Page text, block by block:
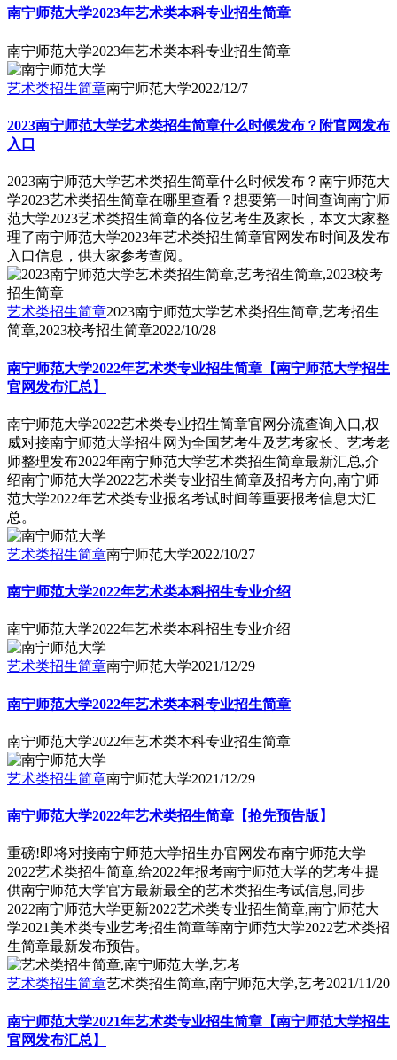
南宁师范大学2023年艺术类本科专业招生简章
南宁师范大学2023年艺术类本科专业招生简章
艺术类招生简章南宁师范大学2022/12/7
2023南宁师范大学艺术类招生简章什么时候发布？附官网发布
入口
2023南宁师范大学艺术类招生简章什么时候发布？南宁师范大
学2023艺术类招生简章在哪里查看？想要第一时间查询南宁师
范大学2023艺术类招生简章的各位艺考生及家长，本文大家整
理了南宁师范大学2023年艺术类招生简章官网发布时间及发布
入口信息，供大家参考查阅。
艺术类招生简章2023南宁师范大学艺术类招生简章,艺考招生
简章,2023校考招生简章2022/10/28
南宁师范大学2022年艺术类专业招生简章【南宁师范大学招生
官网发布汇总】
南宁师范大学2022艺术类专业招生简章官网分流查询入口,权
威对接南宁师范大学招生网为全国艺考生及艺考家长、艺考老
师整理发布2022年南宁师范大学艺术类招生简章最新汇总,介
绍南宁师范大学2022艺术类专业招生简章及招考方向,南宁师
范大学2022年艺术类专业报名考试时间等重要报考信息大汇
总。
艺术类招生简章南宁师范大学2022/10/27
南宁师范大学2022年艺术类本科招生专业介绍
南宁师范大学2022年艺术类本科招生专业介绍
艺术类招生简章南宁师范大学2021/12/29
南宁师范大学2022年艺术类本科专业招生简章
南宁师范大学2022年艺术类本科专业招生简章
艺术类招生简章南宁师范大学2021/12/29
南宁师范大学2022年艺术类招生简章【抢先预告版】
重磅!即将对接南宁师范大学招生办官网发布南宁师范大学
2022艺术类招生简章,给2022年报考南宁师范大学的艺考生提
供南宁师范大学官方最新最全的艺术类招生考试信息,同步
2022南宁师范大学更新2022艺术类专业招生简章,南宁师范大
学2021美术类专业艺考招生简章等南宁师范大学2022艺术类招
生简章最新发布预告。
艺术类招生简章艺术类招生简章,南宁师范大学,艺考2021/11/20
南宁师范大学2021年艺术类专业招生简章【南宁师范大学招生
官网发布汇总】